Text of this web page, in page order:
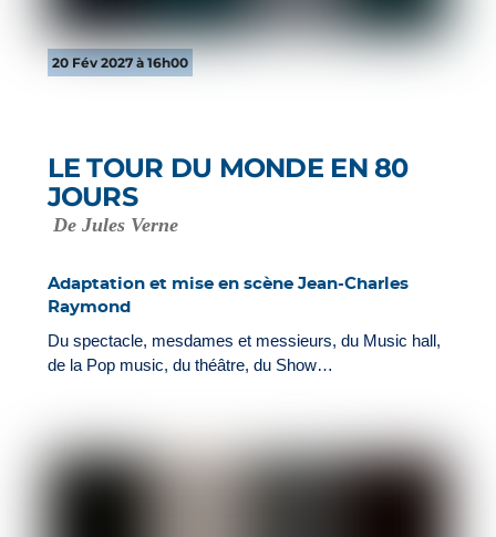
20 Fév 2027 à 16h00
LE TOUR DU MONDE EN 80
JOURS
De Jules Verne
Adaptation et mise en scène Jean-Charles
Raymond
Du spectacle, mesdames et messieurs, du Music hall,
de la Pop music, du théâtre, du Show…